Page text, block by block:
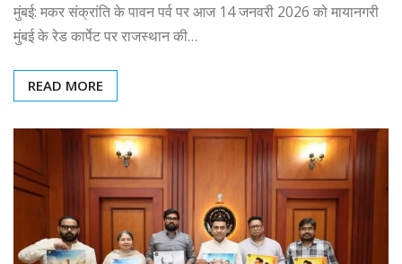
मुंबई: मकर संक्रांति के पावन पर्व पर आज 14 जनवरी 2026 को मायानगरी
मुंबई के रेड कार्पेट पर राजस्थान की…
READ MORE